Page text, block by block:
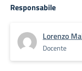
Responsabile
Lorenzo
Docente